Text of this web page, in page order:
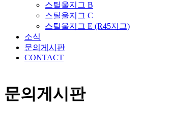
스틸울지그 B
스틸울지그 C
스틸울지그 E (R45지그)
소식
문의게시판
CONTACT
문의게시판